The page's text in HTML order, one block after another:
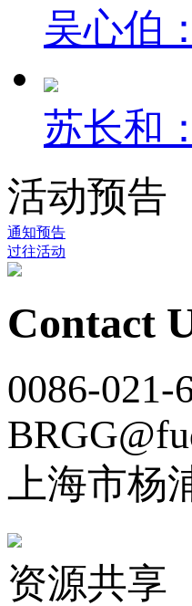
吴心伯
苏长和
活动预告
通知预告
过往活动
Contact
0086-021-
上海市
资源共享